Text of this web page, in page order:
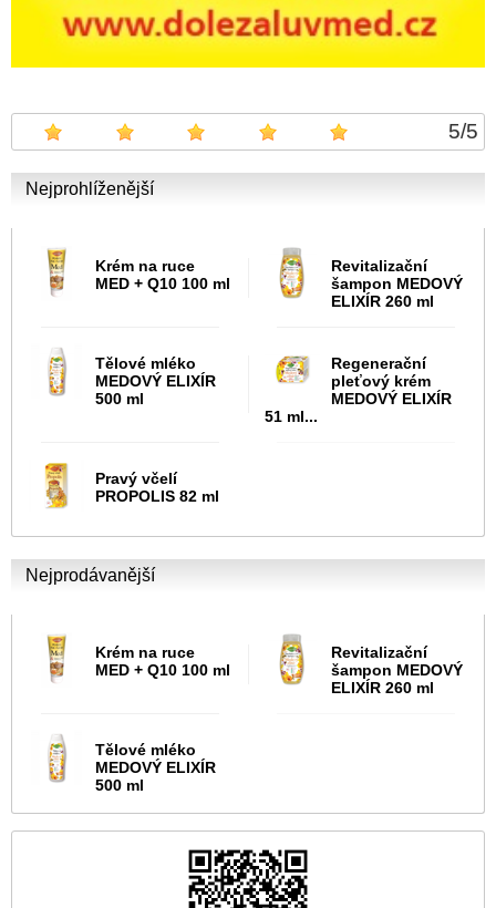
5/5
Nejprohlíženější
Krém na ruce
MED + Q10 100 ml
Revitalizační
šampon MEDOVÝ
ELIXÍR 260 ml
Tělové mléko
MEDOVÝ ELIXÍR
500 ml
Regenerační
pleťový krém
MEDOVÝ ELIXÍR
51 ml...
Pravý včelí
PROPOLIS 82 ml
Nejprodávanější
Krém na ruce
MED + Q10 100 ml
Revitalizační
šampon MEDOVÝ
ELIXÍR 260 ml
Tělové mléko
MEDOVÝ ELIXÍR
500 ml